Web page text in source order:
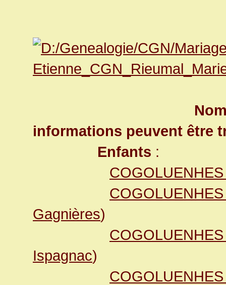
informations peuvent être
Enfants :
Gagnières)
Ispagnac)